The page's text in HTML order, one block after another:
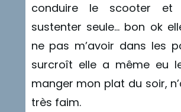
conduire le scooter et
sustenter seule… bon ok
ne pas m’avoir dans les
surcroît elle a même eu
manger mon plat du soir,
très faim.